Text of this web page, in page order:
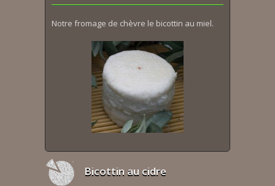
Notre fromage de chèvre le bicottin au miel.
Bicottin au cidre